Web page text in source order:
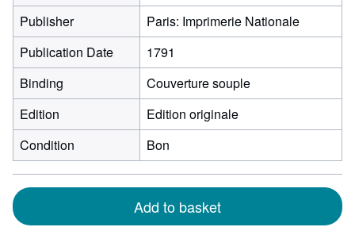
Publisher
Paris: Imprimerie Nationale
Publication Date
1791
Binding
Couverture souple
Edition
Edition originale
Condition
Bon
Add to basket